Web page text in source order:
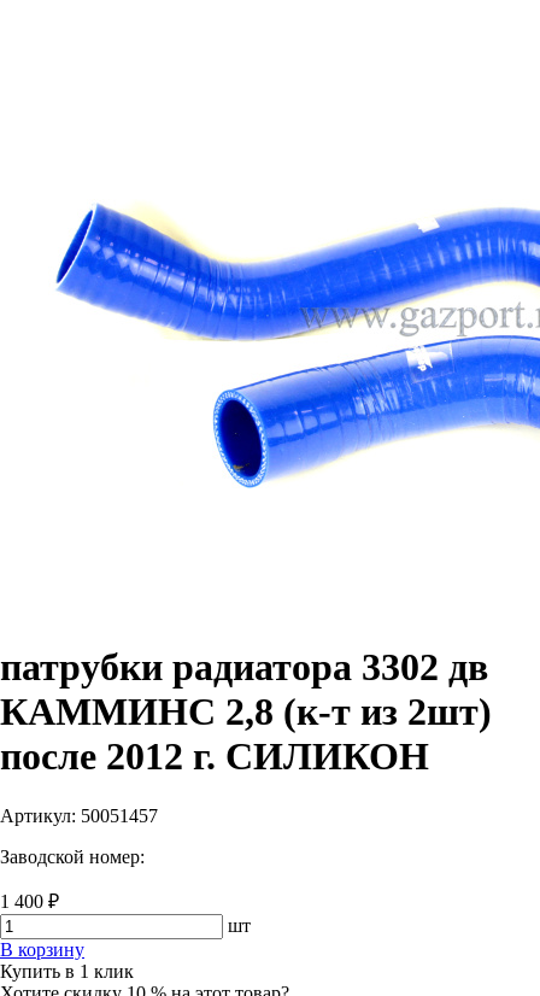
патрубки радиатора 3302 дв
КАММИНС 2,8 (к-т из 2шт)
после 2012 г. СИЛИКОН
Артикул: 50051457
Заводской номер:
1 400 ₽
шт
В корзину
Купить в 1 клик